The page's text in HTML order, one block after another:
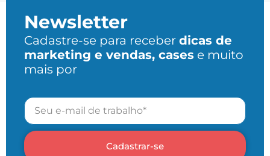
Newsletter
Cadastre-se para receber dicas de
marketing e vendas, cases e muito
mais por
Cadastrar-se